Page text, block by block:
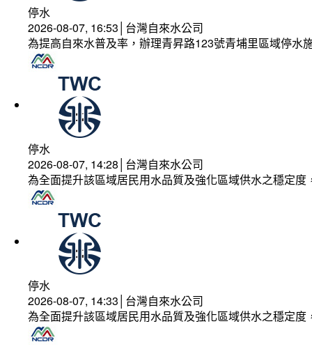
停水
2026-08-07, 16:53│台灣自來水公司
為提高自來水普及率，辦理青昇路123號青埔里區域停水
停水
2026-08-07, 14:28│台灣自來水公司
為全面提升該區域居民用水品質及強化區域供水之穩定
停水
2026-08-07, 14:33│台灣自來水公司
為全面提升該區域居民用水品質及強化區域供水之穩定